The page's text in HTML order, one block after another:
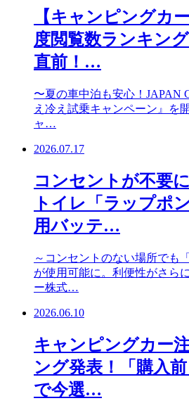
【キャンピングカ
度閲覧数ランキン
直前！…
〜夏の車中泊も安心！JAPAN
え冷え試乗キャンペーン』を
ャ…
2026.07.17
コンセントが不要
トイレ「ラップポ
用バッテ…
～コンセントのない場所でも
が使用可能に。利便性がさら
ー株式…
2026.06.10
キャンピングカー
ング発表！「購入
で今選…